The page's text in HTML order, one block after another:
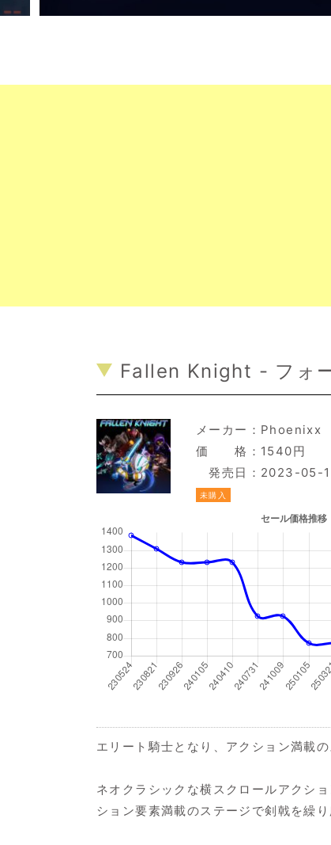
Fallen Knight - フォ
メーカー： Phoenixx
価 格：1540円
発売日：2023-05-
未購入
エリート騎士となり、アクション満載
ネオクラシックな横スクロールアクシ
ション要素満載のステージで剣戟を繰り